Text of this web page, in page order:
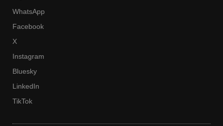
WhatsApp
Facebook
X
Instagram
Bluesky
LinkedIn
TikTok